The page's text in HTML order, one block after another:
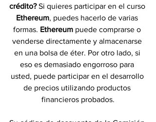
crédito? Si quieres participar en el curso
Ethereum, puedes hacerlo de varias
formas. Ethereum puede comprarse o
venderse directamente y almacenarse
en una bolsa de éter. Por otro lado, si
eso es demasiado engorroso para
usted, puede participar en el desarrollo
de precios utilizando productos
financieros probados.